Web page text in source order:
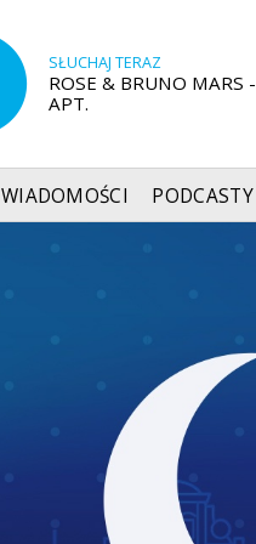
SŁUCHAJ TERAZ
ROSE & BRUNO MARS -
APT.
WIADOMOŚCI PODCASTY